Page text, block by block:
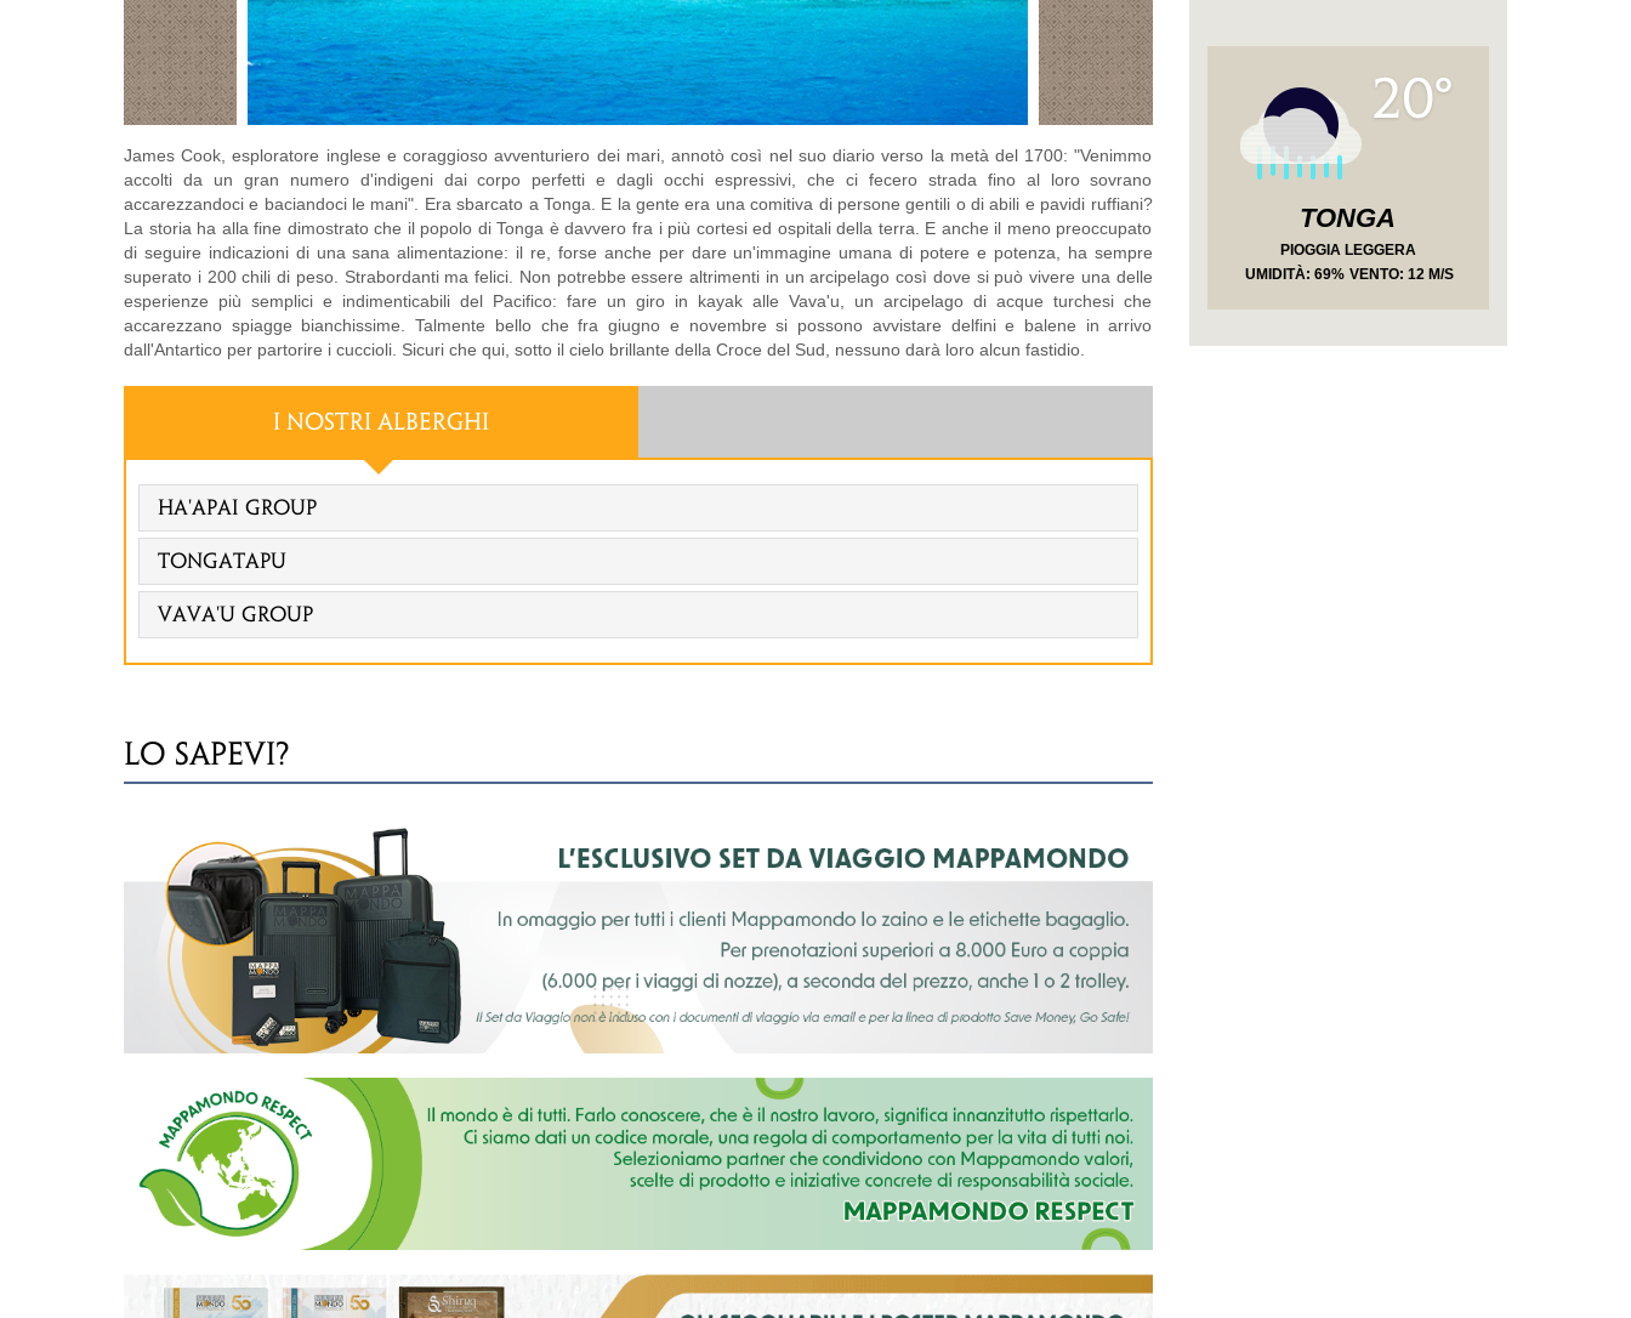
James Cook, esploratore inglese e coraggioso avventuriero dei mari, annotò così nel suo diario verso la metà del 1700: "Venimmo
accolti da un gran numero d'indigeni dai corpo perfetti e dagli occhi espressivi, che ci fecero strada fino al loro sovrano
accarezzandoci e baciandoci le mani". Era sbarcato a Tonga. E la gente era una comitiva di persone gentili o di abili e pavidi ruffiani?
La storia ha alla fine dimostrato che il popolo di Tonga è davvero fra i più cortesi ed ospitali della terra. E anche il meno preoccupato
di seguire indicazioni di una sana alimentazione: il re, forse anche per dare un'immagine umana di potere e potenza, ha sempre
superato i 200 chili di peso. Strabordanti ma felici. Non potrebbe essere altrimenti in un arcipelago così dove si può vivere una delle
esperienze più semplici e indimenticabili del Pacifico: fare un giro in kayak alle Vava'u, un arcipelago di acque turchesi che
accarezzano spiagge bianchissime. Talmente bello che fra giugno e novembre si possono avvistare delfini e balene in arrivo
dall'Antartico per partorire i cuccioli. Sicuri che qui, sotto il cielo brillante della Croce del Sud, nessuno darà loro alcun fastidio.
I NOSTRI ALBERGHI
Ha'apai Group
Tongatapu
Vava'u Group
LO SAPEVI?
20°
TONGA
PIOGGIA LEGGERA
UMIDITÀ: 69% VENTO: 12 M/S